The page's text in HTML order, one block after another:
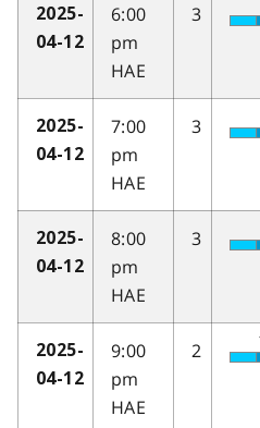
2025-
04-12
6:00
pm
HAE
3
2025-
04-12
7:00
pm
HAE
3
2025-
04-12
8:00
pm
HAE
3
2025-
04-12
9:00
pm
HAE
2